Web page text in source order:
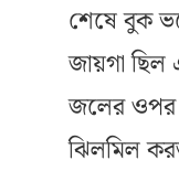
শেষে বুক
জায়গা ছিল
জলের ওপর
ঝিলমিল